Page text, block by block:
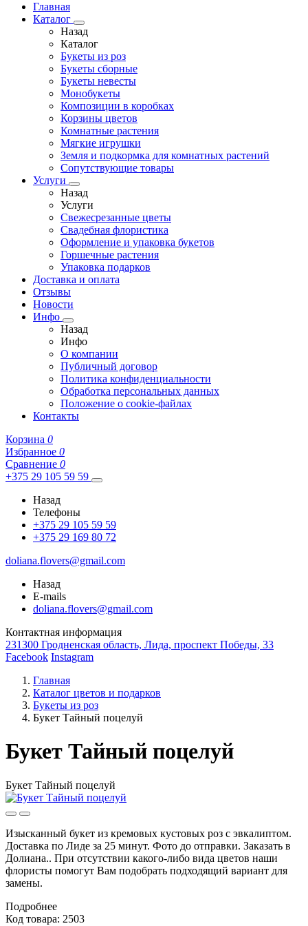
Главная
Каталог
Назад
Каталог
Букеты из роз
Букеты сборные
Букеты невесты
Монобукеты
Композиции в коробках
Корзины цветов
Комнатные растения
Мягкие игрушки
Земля и подкормка для комнатных растений
Сопутствующие товары
Услуги
Назад
Услуги
Свежесрезанные цветы
Свадебная флористика
Оформление и упаковка букетов
Горшечные растения
Упаковка подарков
Доставка и оплата
Отзывы
Новости
Инфо
Назад
Инфо
О компании
Публичный договор
Политика конфиденциальности
Обработка персональных данных
Положение о cookie-файлах
Контакты
Корзина 0
Избранное 0
Сравнение 0
+375 29 105 59 59
Назад
Телефоны
+375 29 105 59 59
+375 29 169 80 72
doliana.flovers@gmail.com
Назад
E-mails
doliana.flovers@gmail.com
Контактная информация
231300 Гродненская область, Лида, проспект Победы, 33
Facebook Instagram
Главная
Каталог цветов и подарков
Букеты из роз
Букет Тайный поцелуй
Букет Тайный поцелуй
Букет Тайный поцелуй
Изысканный букет из кремовых кустовых роз с эвкалиптом.
Доставка по Лиде за 25 минут. Фото до отправки. Заказать в
Долиана.. При отсутствии какого-либо вида цветов наши
флористы помогут Вам подобрать подходящий вариант для
замены.
Подробнее
Код товара: 2503